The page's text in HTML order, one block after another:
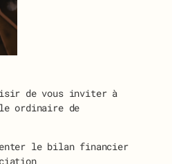
de vous inviter à
ordinaire de
le bilan financier